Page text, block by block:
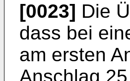
[0023] Die
dass bei
am ersten
Anschlag